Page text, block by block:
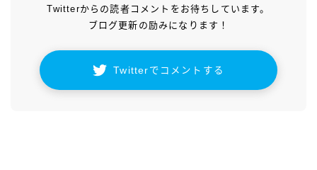
Twitterからの読者コメントをお待ちしています。
ブログ更新の励みになります！
Twitterでコメントする